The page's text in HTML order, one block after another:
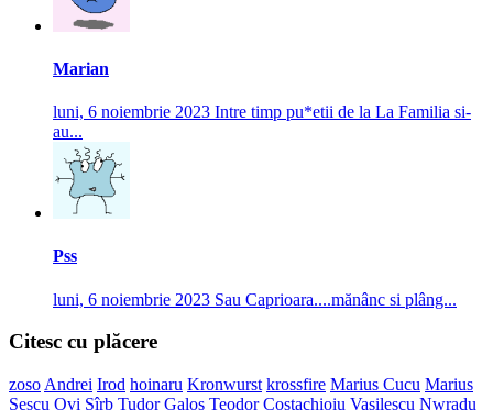
Marian
luni, 6 noiembrie 2023 Intre timp pu*etii de la La Familia si-
au...
Pss
luni, 6 noiembrie 2023 Sau Caprioara....mănânc si plâng...
Citesc cu plăcere
zoso Andrei Irod hoinaru Kronwurst krossfire Marius Cucu Marius
Sescu Ovi Sîrb Tudor Galoș Teodor Costachioiu Vasilescu Nwradu